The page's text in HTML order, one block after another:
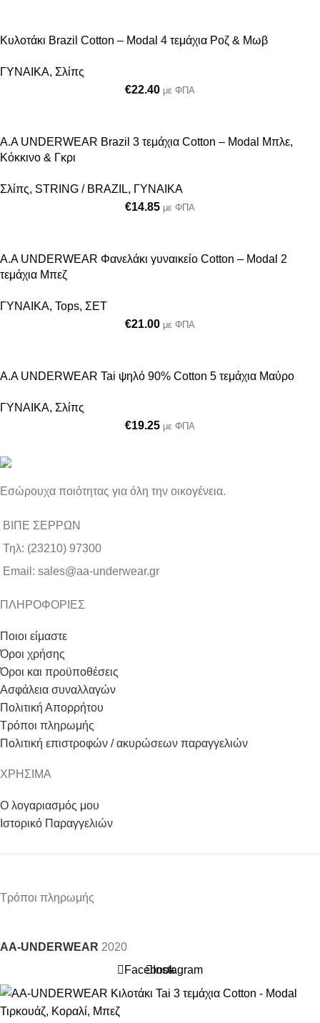
Κυλοτάκι Brazil Cotton – Modal 4 τεμάχια Ροζ & Μωβ
ΓΥΝΑΙΚΑ, Σλίπς
€22.40 με ΦΠΑ
A.A UNDERWEAR Brazil 3 τεμάχια Cotton – Modal Μπλε,
Κόκκινο & Γκρι
Σλίπς, STRING / BRAZIL, ΓΥΝΑΙΚΑ
€14.85 με ΦΠΑ
Α.A UNDERWEAR Φανελάκι γυναικείο Cotton – Modal 2
τεμάχια Μπεζ
ΓΥΝΑΙΚΑ, Tops, ΣΕΤ
€21.00 με ΦΠΑ
A.A UNDERWEAR Tai ψηλό 90% Cotton 5 τεμάχια Μαύρο
ΓΥΝΑΙΚΑ, Σλίπς
€19.25 με ΦΠΑ
Εσώρουχα ποιότητας για όλη την οικογένεια.
ΒΙΠΕ ΣΕΡΡΩΝ
Τηλ: (23210) 97300
Email: sales@aa-underwear.gr
ΠΛΗΡΟΦΟΡΙΕΣ
Ποιοι είμαστε
Όροι χρήσης
Όροι και προϋποθέσεις
Ασφάλεια συναλλαγών
Πολιτική Απορρήτου
Τρόποι πληρωμής
Πολιτική επιστροφών / ακυρώσεων παραγγελιών
ΧΡΗΣΙΜΑ
Ο λογαριασμός μου
Ιστορικό Παραγγελιών
Τρόποι πληρωμής
AA-UNDERWEAR 2020
FacebookInstagram